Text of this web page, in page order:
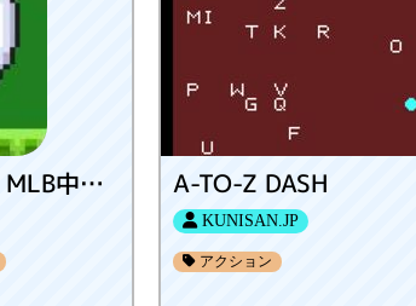
インテリ君の英語遊び MLB中継編 A-TO-Z DASH
KUNISAN.JP
アクション